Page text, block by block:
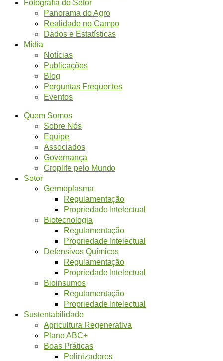
Fotografia do Setor
Panorama do Agro
Realidade no Campo
Dados e Estatísticas
Mídia
Notícias
Publicações
Blog
Perguntas Frequentes
Eventos
Quem Somos
Sobre Nós
Equipe
Associados
Governança
Croplife pelo Mundo
Setor
Germoplasma
Regulamentação
Propriedade Intelectual
Biotecnologia
Regulamentação
Propriedade Intelectual
Defensivos Químicos
Regulamentação
Propriedade Intelectual
Bioinsumos
Regulamentação
Propriedade Intelectual
Sustentabilidade
Agricultura Regenerativa
Plano ABC+
Boas Práticas
Polinizadores